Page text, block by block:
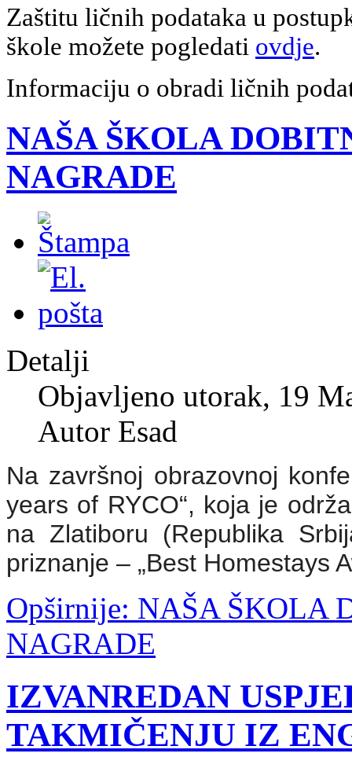
Zaštitu ličnih podataka u
škole možete pogledati ovdje.
Informaciju o obradi ličnih
NAŠA ŠKOLA
NAGRADE
Detalji
Objavljeno utorak, 19
Autor Esad
Na završnoj obrazovnoj
years of RYCO“, koja je
na Zlatiboru (Republika
priznanje – „Best Homestays
Opširnije: NAŠA ŠKOLA
NAGRADE
IZVANREDAN
TAKMIČENJU IZ